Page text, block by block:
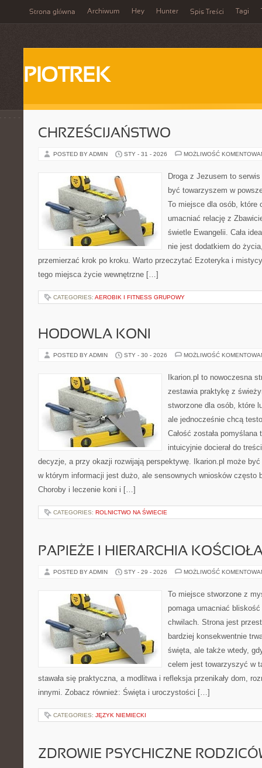
Strona główna Archiwum Hey Hunter Spis Treści Tagi
PIOTREK
CHRZEŚCIJAŃSTWO
POSTED BY ADMIN STY - 31 - 2026 MOŻLIWOŚĆ
Droga z Jezusem to
być towarzyszem w
To miejsce dla osób, które
umacniać relację z
świetle Ewangelii. Cała
nie jest dodatkiem do
przemierzać krok po kroku. Warto przeczytać Ezoteryka i
tego miejsca życie wewnętrzne […]
CATEGORIES: AEROBIK I FITNESS GRUPOWY
HODOWLA KONI
POSTED BY ADMIN STY - 30 - 2026 MOŻLIWOŚĆ
Ikarion.pl to nowoczesna
zestawia praktykę z
stworzone dla osób, które
ale jednocześnie chcą
Całość została
intuicyjnie docierał do
decyzje, a przy okazji rozwijają perspektywę. Ikarion.pl może
w którym informacji jest dużo, ale sensownych wniosków często
Choroby i leczenie koni i […]
CATEGORIES: ROLNICTWO NA ŚWIECIE
PAPIEŻE I HIERARCHIA
POSTED BY ADMIN STY - 29 - 2026 MOŻLIWOŚĆ
To miejsce stworzone z
pomaga umacniać
chwilach. Strona jest
bardziej konsekwentnie
święta, ale także wtedy,
celem jest towarzyszyć w
stawała się praktyczna, a modlitwa i refleksja przenikały dom,
innymi. Zobacz również: Święta i uroczystości […]
CATEGORIES: JĘZYK NIEMIECKI
ZDROWIE PSYCHICZNE